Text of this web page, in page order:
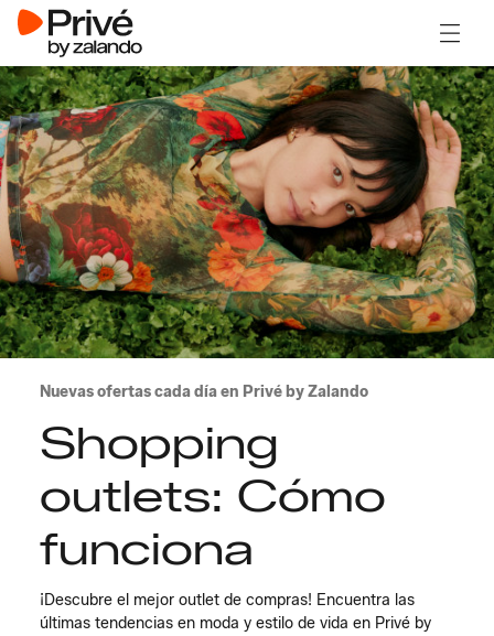
Nuevas ofertas cada día en Privé by Zalando
Shopping
outlets: Cómo
funciona
¡Descubre el mejor outlet de compras! Encuentra las
últimas tendencias en moda y estilo de vida en Privé by